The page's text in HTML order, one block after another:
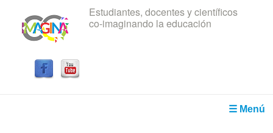
Pasar al contenido principal
IRICE
Estudiantes, docentes y científicos
co-imaginando la educación
☰ Menú